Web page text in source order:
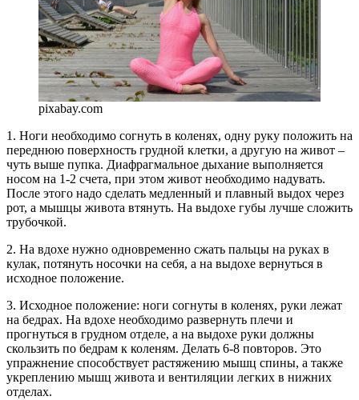
pixabay.com
1. Ноги необходимо согнуть в коленях, одну руку положить на
переднюю поверхность грудной клетки, а другую на живот –
чуть выше пупка. Диафрагмальное дыхание выполняется
носом на 1-2 счета, при этом живот необходимо надувать.
После этого надо сделать медленный и плавный выдох через
рот, а мышцы живота втянуть. На выдохе губы лучше сложить
трубочкой.
2. На вдохе нужно одновременно сжать пальцы на руках в
кулак, потянуть носочки на себя, а на выдохе вернуться в
исходное положение.
3. Исходное положение: ноги согнуты в коленях, руки лежат
на бедрах. На вдохе необходимо развернуть плечи и
прогнуться в грудном отделе, а на выдохе руки должны
скользить по бедрам к коленям. Делать 6-8 повторов. Это
упражнение способствует растяжению мышц спины, а также
укреплению мышц живота и вентиляции легких в нижних
отделах.